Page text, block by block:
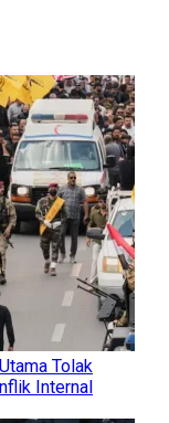
Tolak
Internal